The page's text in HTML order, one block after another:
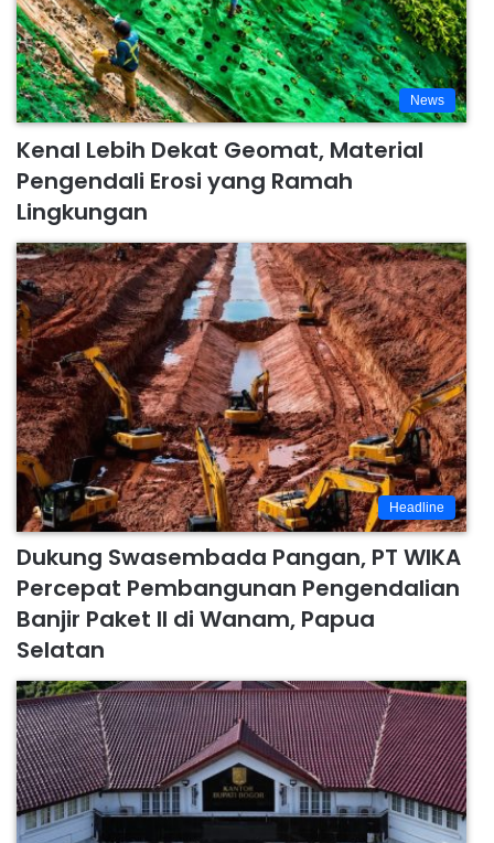
News
Kenal Lebih Dekat Geomat, Material
Pengendali Erosi yang Ramah
Lingkungan
Headline
Dukung Swasembada Pangan, PT WIKA
Percepat Pembangunan Pengendalian
Banjir Paket II di Wanam, Papua
Selatan